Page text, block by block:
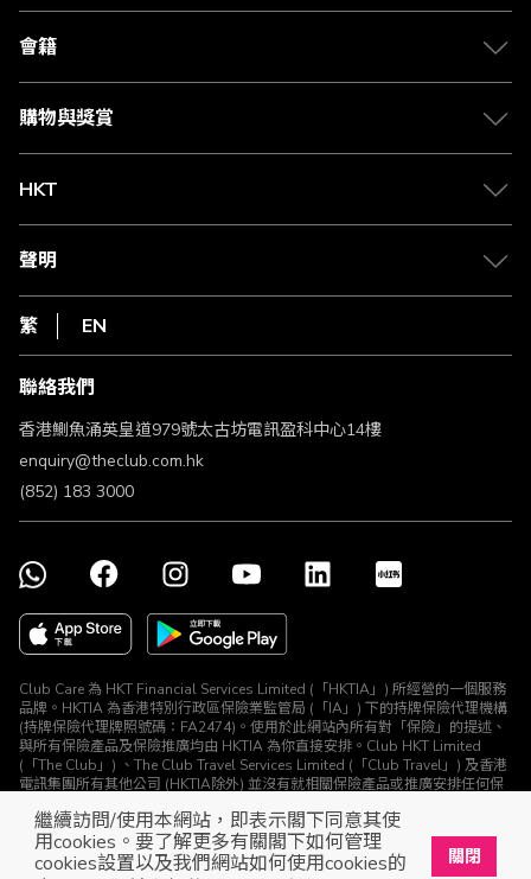
繼續訪問/使用本網站，即表示閣下同意其使
用cookies。要了解更多有關閣下如何管理
cookies設置以及我們網站如何使用cookies的
關閉
關於 The Club
合作夥伴
媒體中心
會籍
會籍及專屬禮遇
賺取積分
購物與獎賞
物流與配送
Club Shopping 商品領取站
常見問題
HKT
csl.
1010
HKT
聲明
私隱聲明
使用條款
條款及細則
不歧視及不騷擾聲明
認可牌照及通告
繁 EN
聯絡我們
香港鰂魚涌英皇道979號太古坊電訊盈科中心14樓
enquiry@theclub.com.hk
(852) 183 3000
Club Care 為 HKT Financial Services Limited (「HKTIA」) 所經營的一個服務
品牌。HKTIA 為香港特別行政區保險業監管局 (「IA」) 下的持牌保險代理機構
(持牌保險代理牌照號碼：FA2474)。使用於此網站內所有對「保險」的提述、
與所有保險產品及保險推廣均由 HKTIA 為你直接安排。Club HKT Limited
(「The Club」) 、The Club Travel Services Limited (「Club Travel」) 及香港
電訊集團所有其他公司 (HKTIA除外) 並沒有就相關保險產品或推廣安排任何保
© The Club 2026. 保留所有權利
立即下載The Club手機app